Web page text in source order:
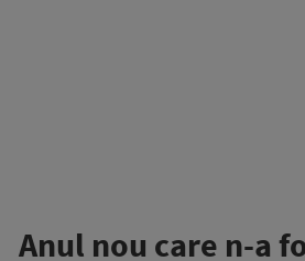
Anul nou care n-a